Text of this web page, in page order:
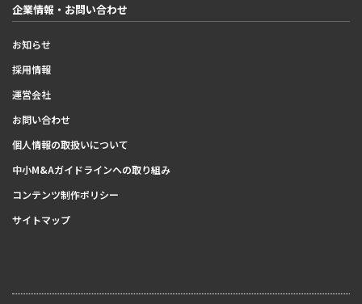
企業情報・お問い合わせ
お知らせ
採用情報
運営会社
お問い合わせ
個人情報の取扱いについて
中小M&Aガイドラインへの取り組み
コンテンツ制作ポリシー
サイトマップ